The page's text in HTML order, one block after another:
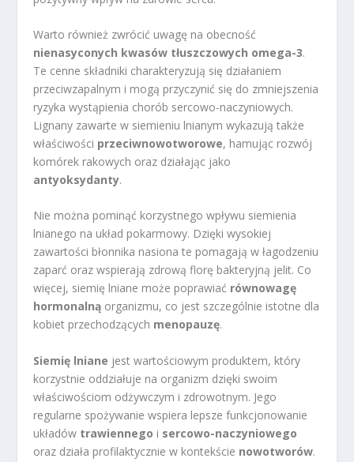
Warto również zwrócić uwagę na obecność
nienasyconych kwasów tłuszczowych omega-3.
Te cenne składniki charakteryzują się działaniem
przeciwzapalnym i mogą przyczynić się do zmniejszenia
ryzyka wystąpienia chorób sercowo-naczyniowych.
Lignany zawarte w siemieniu lnianym wykazują także
właściwości przeciwnowotworowe, hamując rozwój
komórek rakowych oraz działając jako
antyoksydanty.
Nie można pominąć korzystnego wpływu siemienia
lnianego na układ pokarmowy. Dzięki wysokiej
zawartości błonnika nasiona te pomagają w łagodzeniu
zaparć oraz wspierają zdrową florę bakteryjną jelit. Co
więcej, siemię lniane może poprawiać równowagę
hormonalną organizmu, co jest szczególnie istotne dla
kobiet przechodzących menopauzę.
Siemię lniane jest wartościowym produktem, który
korzystnie oddziałuje na organizm dzięki swoim
właściwościom odżywczym i zdrowotnym. Jego
regularne spożywanie wspiera lepsze funkcjonowanie
układów trawiennego i sercowo-naczyniowego
oraz działa profilaktycznie w kontekście nowotworów.